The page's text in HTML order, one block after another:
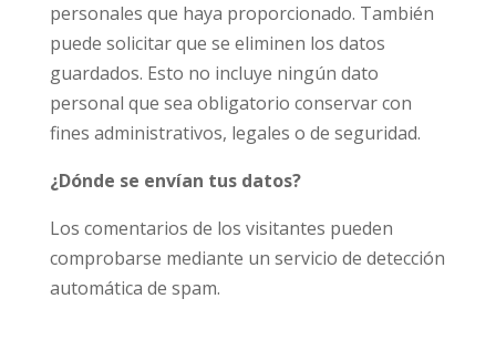
personales que haya proporcionado. También
puede solicitar que se eliminen los datos
guardados. Esto no incluye ningún dato
personal que sea obligatorio conservar con
fines administrativos, legales o de seguridad.
¿Dónde se envían tus datos?
Los comentarios de los visitantes pueden
comprobarse mediante un servicio de detección
automática de spam.